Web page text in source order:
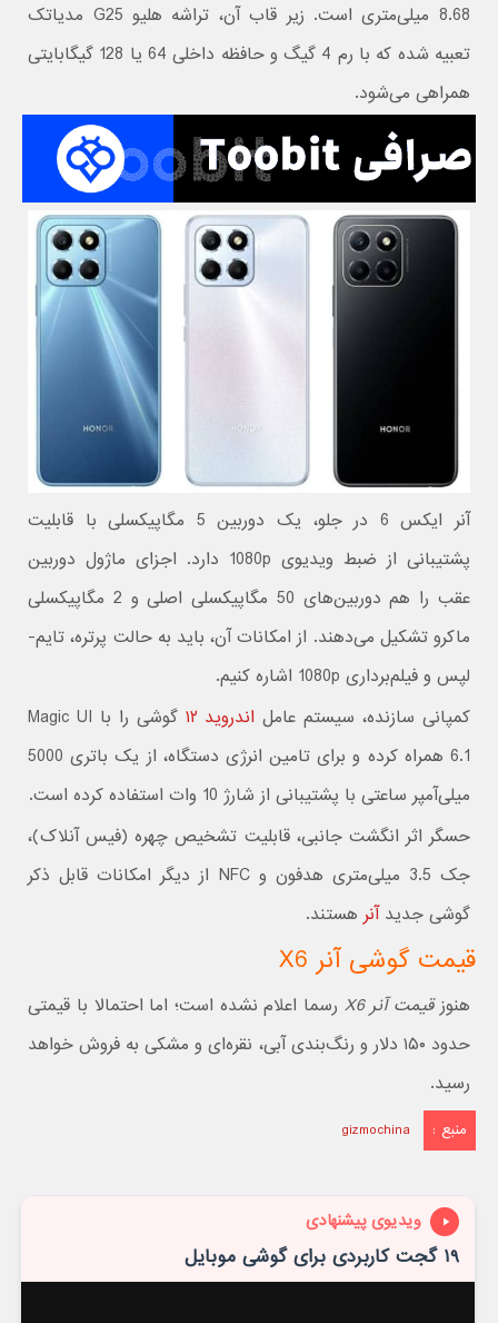
8.68 میلی‌متری است. زیر قاب آن، تراشه هلیو G25 مدیاتک
تعبیه شده که با رم 4 گیگ و حافظه داخلی 64 یا 128 گیگابایتی
همراهی می‌شود.
آنر ایکس 6 در جلو، یک دوربین 5 مگاپیکسلی با قابلیت
پشتیبانی از ضبط ویدیوی 1080p دارد. اجزای ماژول دوربین
عقب را هم دوربین‌های 50 مگاپیکسلی اصلی و 2 مگاپیکسلی
ماکرو تشکیل می‌دهند. از امکانات آن، باید به حالت پرتره، تایم-
لپس و فیلم‌برداری 1080p اشاره کنیم.
کمپانی سازنده، سیستم عامل اندروید ۱۲
گوشی را با Magic UI
6.1 همراه کرده و برای تامین انرژی دستگاه، از یک باتری 5000
میلی‌آمپر ساعتی با پشتیبانی از شارژ 10 وات استفاده کرده است.
حسگر اثر انگشت جانبی، قابلیت تشخیص چهره (فیس آنلاک)،
جک 3.5 میلی‌متری هدفون و NFC از دیگر امکانات قابل ذکر
گوشی جدیدآنر هستند.
قیمت گوشی آنر X6
هنوز قیمت آنر X6
رسما اعلام نشده است؛ اما احتمالا با قیمتی
حدود ۱۵۰ دلار و رنگ‌بندی آبی، نقره‌ای و مشکی به فروش خواهد
رسید.
منبع : gizmochina
ویدیوی پیشنهادی
۱۹ گجت کاربردی برای گوشی موبایل